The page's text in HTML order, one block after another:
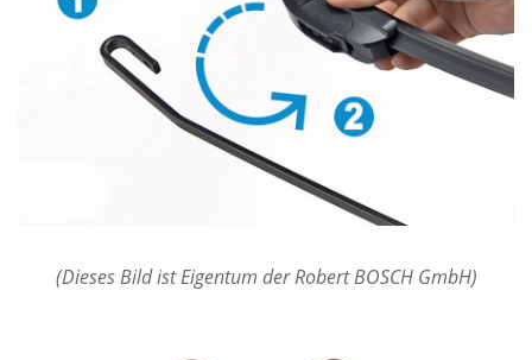
(Dieses Bild ist Eigentum der Robert BOSCH GmbH)